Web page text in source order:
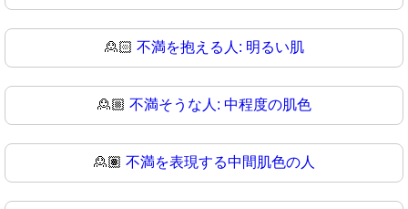
🙎🏻 不満を抱える人: 明るい肌
🙎🏼 不満そうな人: 中程度の肌色
🙎🏽 不満を表現する中間肌色の人